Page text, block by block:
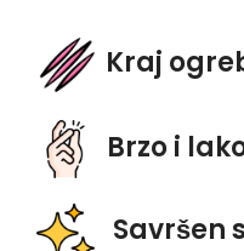
Kraj
Brzo i
Savršen